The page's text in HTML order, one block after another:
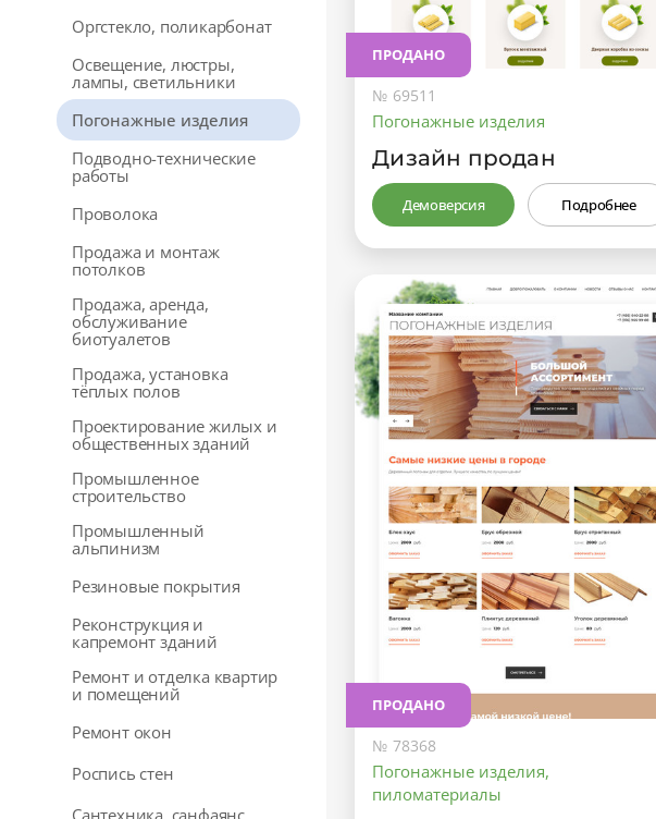
Оргстекло, поликарбонат
Освещение, люстры,
лампы, светильники
Погонажные изделия
Подводно-технические
работы
Проволока
Продажа и монтаж
потолков
Продажа, аренда,
обслуживание
биотуалетов
Продажа, установка
тёплых полов
Проектирование жилых и
общественных зданий
Промышленное
строительство
Промышленный
альпинизм
Резиновые покрытия
Реконструкция и
капремонт зданий
Ремонт и отделка квартир
и помещений
Ремонт окон
Роспись стен
Сантехника, санфаянс
ПРОДАНО
№ 69511
Погонажные изделия
Дизайн продан
Демоверсия Подробнее
ПРОДАНО
№ 78368
Погонажные изделия,
пиломатериалы